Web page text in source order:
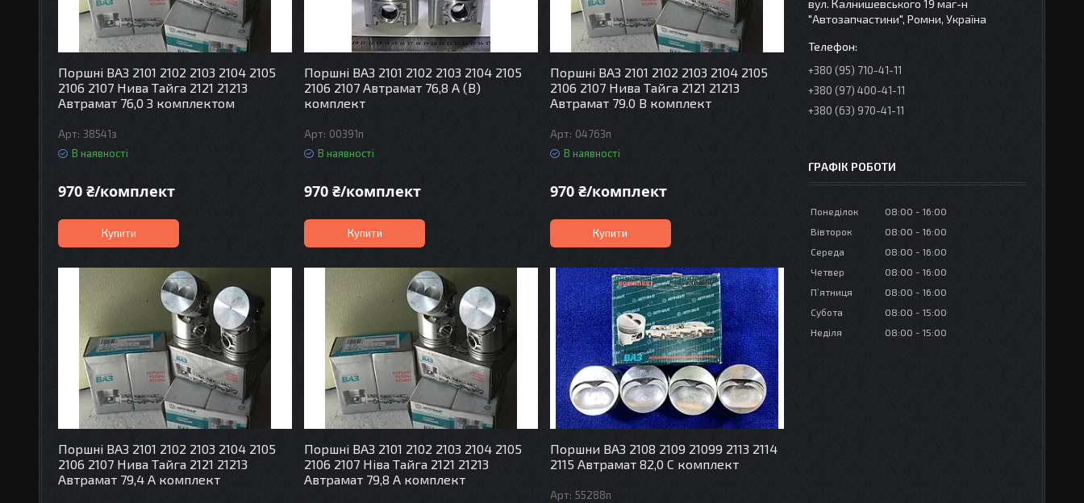
Поршні ВАЗ 2101 2102 2103 2104 2105
2106 2107 Нива Тайга 2121 21213
Автрамат 76,0 З комплектом
38541з
В наявності
970 ₴/комплект
Купити
Поршні ВАЗ 2101 2102 2103 2104 2105
2106 2107 Автрамат 76,8 А (В)
комплект
00391п
В наявності
970 ₴/комплект
Купити
Поршні ВАЗ 2101 2102 2103 2104 2105
2106 2107 Нива Тайга 2121 21213
Автрамат 79.0 В комплект
04763п
В наявності
970 ₴/комплект
Купити
Поршні ВАЗ 2101 2102 2103 2104 2105
2106 2107 Нива Тайга 2121 21213
Автрамат 79,4 А комплект
Поршні ВАЗ 2101 2102 2103 2104 2105
2106 2107 Ніва Тайга 2121 21213
Автрамат 79,8 А комплект
Поршни ВАЗ 2108 2109 21099 2113 2114
2115 Автрамат 82,0 С комплект
55288п
вул. Калнишевського 19 маг-н
"Автозапчастини", Ромни, Україна
+380 (95) 710-41-11
+380 (97) 400-41-11
+380 (63) 970-41-11
ГРАФІК РОБОТИ
Понеділок 08:00
16:00
Вівторок
08:00
16:00
Середа
08:00
16:00
Четвер
08:00
16:00
Пʼятниця
08:00
16:00
Субота
08:00
15:00
Неділя
08:00 15:00